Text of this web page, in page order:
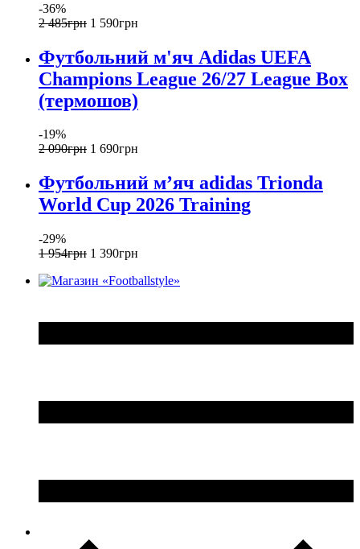
-36%
2 485грн 1 590грн
Футбольний м'яч Adidas UEFA
Champions League 26/27 League Box
(термошов)
-19%
2 090грн 1 690грн
Футбольний м’яч adidas Trionda
World Cup 2026 Training
-29%
1 954грн 1 390грн